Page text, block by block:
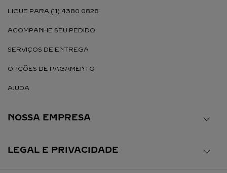
LIGUE PARA (11) 4380 0828
ACOMPANHE SEU PEDIDO
SERVIÇOS DE ENTREGA
OPÇÕES DE PAGAMENTO
AJUDA
NOSSA EMPRESA
LEGAL E PRIVACIDADE